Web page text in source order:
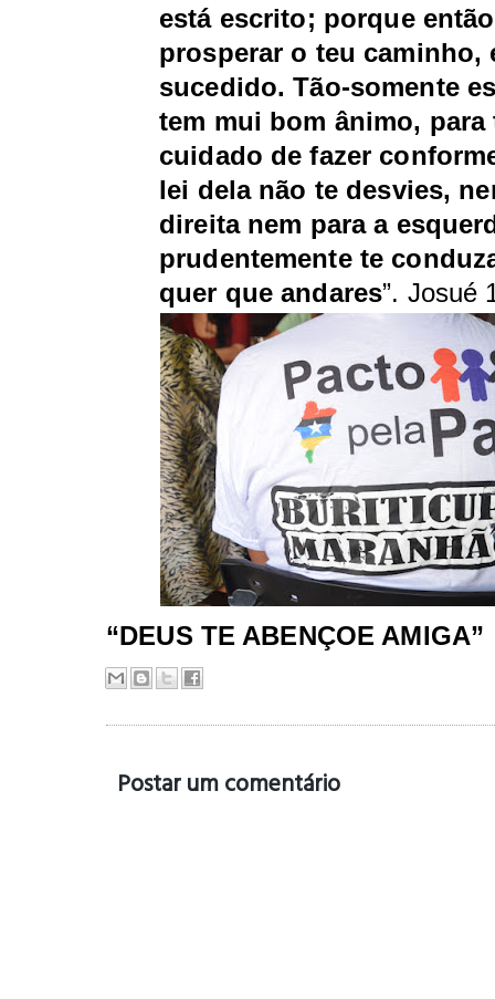
está escrito; porque
prosperar o teu caminho,
sucedido. Tão-somente
tem mui bom ânimo, para
cuidado de fazer
lei dela não te desvies,
direita nem para a
prudentemente te
quer que andares”. Josué
“DEUS TE ABENÇOE AMIGA”
Postar um comentário